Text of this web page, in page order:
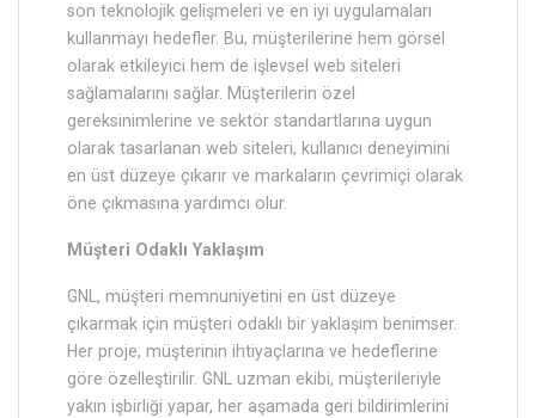
son teknolojik gelişmeleri ve en iyi uygulamaları
kullanmayı hedefler. Bu, müşterilerine hem görsel
olarak etkileyici hem de işlevsel web siteleri
sağlamalarını sağlar. Müşterilerin özel
gereksinimlerine ve sektör standartlarına uygun
olarak tasarlanan web siteleri, kullanıcı deneyimini
en üst düzeye çıkarır ve markaların çevrimiçi olarak
öne çıkmasına yardımcı olur.
Müşteri Odaklı Yaklaşım
GNL, müşteri memnuniyetini en üst düzeye
çıkarmak için müşteri odaklı bir yaklaşım benimser.
Her proje, müşterinin ihtiyaçlarına ve hedeflerine
göre özelleştirilir. GNL uzman ekibi, müşterileriyle
yakın işbirliği yapar, her aşamada geri bildirimlerini